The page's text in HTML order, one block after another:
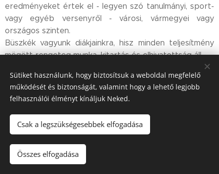
eredményeket értek el - legyen szó tanulmányi, sport-
vagy egyéb versenyről - városi, vármegyei vagy
országos szinten.🏅
Büszkék vagyunk diákjainkra, hisz minden teljesítmény
mögött rengeteg munka, kitartás és elhivatottság áll.👏
Sikereik nemcsak saját érdemeik, hanem inspirációként
is szolgálnak diáktársaik számára – megmutatják, hogy
érdemes hinni önmagunkban és kitartani céljaink mellett.
Fontosnak tartjuk, hogy ezeket a sikereket ne csak
észre vegyük, hanem együtt is megünnepeljük – hiszen
ezek a pillanatok az iskola közösségi életének is
Még egyszer szívből gratulálunk, és a jövőben is sok
örömteli sikert kívánunk Nektek!💙
Sütiket használunk, hogy biztosítsuk a weboldal megfelelő
működését és biztonságát, valamint hogy a lehető legjobb
felhasználói élményt kínáljuk Neked.
Csak a legszükségesebbek elfogadása
Összes elfogadása